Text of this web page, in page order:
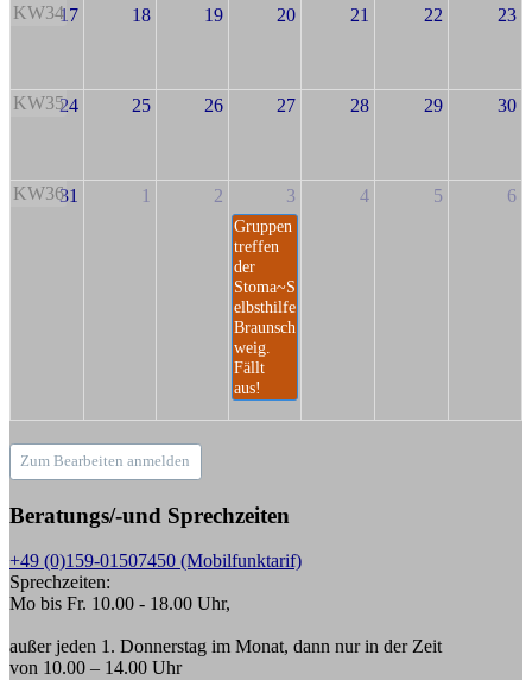
KW3417 18 19 20 21 22 23
KW3524 25 26 27 28 29 30
KW3631 1 2 3
Gruppen
treffen
der
Stoma~S
elbsthilfe
Braunsch
weig.
Fällt
aus!
4 5 6
Zum Bearbeiten anmelden
Beratungs/-und Sprechzeiten
+49 (0)159-01507450 (Mobilfunktarif)
Sprechzeiten:
Mo bis Fr. 10.00 - 18.00 Uhr,
außer jeden 1. Donnerstag im Monat, dann nur in der Zeit
von 10.00 – 14.00 Uhr